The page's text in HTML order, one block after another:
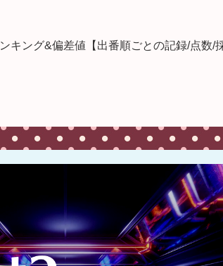
キング&偏差値【出番順ごとの記録/点数/